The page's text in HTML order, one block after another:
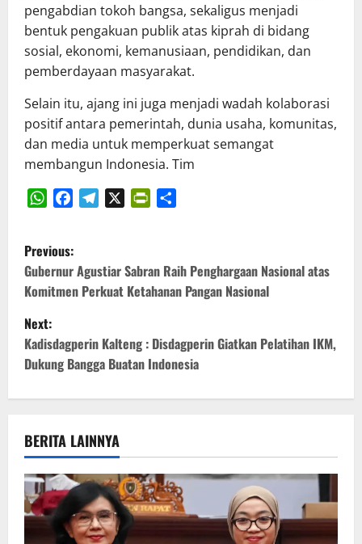
pengabdian tokoh bangsa, sekaligus menjadi
bentuk pengakuan publik atas kiprah di bidang
sosial, ekonomi, kemanusiaan, pendidikan, dan
pemberdayaan masyarakat.
Selain itu, ajang ini juga menjadi wadah kolaborasi
positif antara pemerintah, dunia usaha, komunitas,
dan media untuk memperkuat semangat
membangun Indonesia. Tim
P
o
s
t
n
v
i
g
Previous:
Gubernur Agustiar Sabran Raih Penghargaan Nasional atas
Komitmen Perkuat Ketahanan Pangan Nasional
Next:
Kadisdagperin Kalteng : Disdagperin Giatkan Pelatihan IKM,
Dukung Bangga Buatan Indonesia
BERITA LAINNYA